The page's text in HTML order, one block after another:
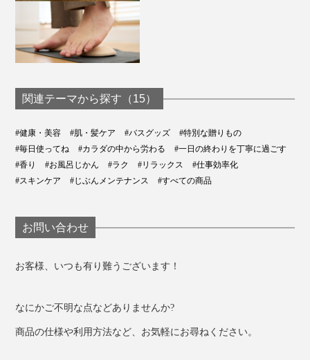
関連テーマから探す（15）
#健康・美容 #肌・髪ケア #バスグッズ
#特別な贈りもの
#毎日使ってね
#カラダの中から労わる
#一日の終わりを丁寧に過ごす
#香り
#お風呂じかん #ラク #リラックス
#仕事効率化
#スキンケア
#じぶんメンテナンス #すべての商品
お問い合わせ
お客様、いつも有り難うございます！
なにかご不明な点などありませんか?
商品の仕様や利用方法など、お気軽にお尋ねください。